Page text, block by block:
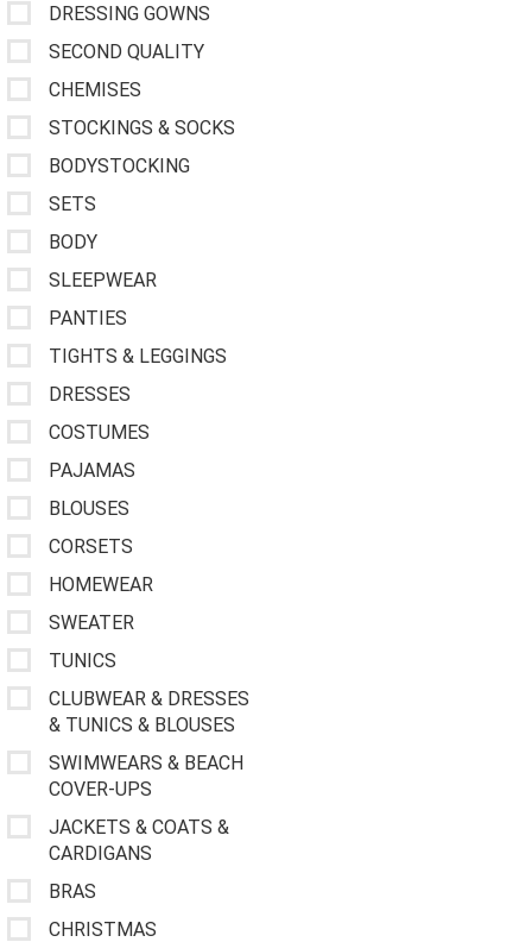
DRESSING GOWNS
SECOND QUALITY
CHEMISES
STOCKINGS & SOCKS
BODYSTOCKING
SETS
BODY
SLEEPWEAR
PANTIES
TIGHTS & LEGGINGS
DRESSES
COSTUMES
PAJAMAS
BLOUSES
CORSETS
HOMEWEAR
SWEATER
TUNICS
CLUBWEAR & DRESSES
& TUNICS & BLOUSES
SWIMWEARS & BEACH
COVER-UPS
JACKETS & COATS &
CARDIGANS
BRAS
CHRISTMAS